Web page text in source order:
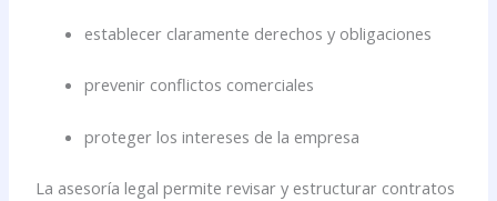
establecer claramente derechos y obligaciones
prevenir conflictos comerciales
proteger los intereses de la empresa
La asesoría legal permite revisar y estructurar contratos